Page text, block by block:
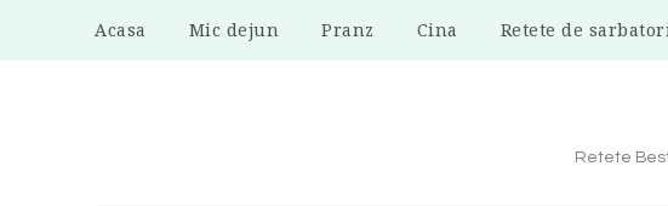
Acasa Mic dejun Pranz Cina Retete de
Retete